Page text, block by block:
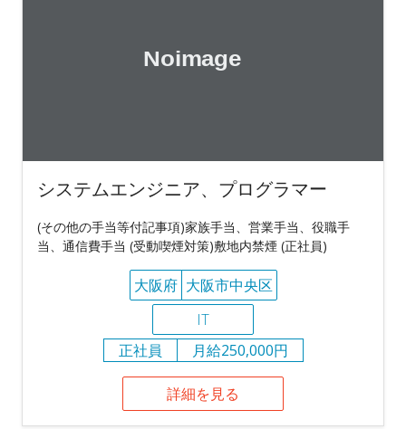
システムエンジニア、プログラマー
(その他の手当等付記事項)家族手当、営業手当、役職手
当、通信費手当 (受動喫煙対策)敷地内禁煙 (正社員)
大阪府 大阪市中央区
IT
正社員
月給250,000円
詳細を見る